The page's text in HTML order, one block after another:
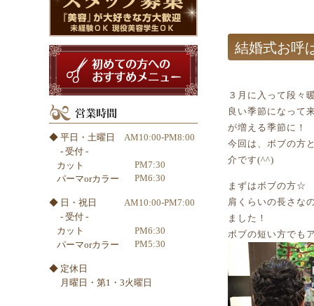
結婚式お呼
３月に入って段々
良い季節になって
が増える季節に！
今回は、ボブの方
介です(^^)
まずはボブの方☆
肩くらいの長さな
ました！
ボブの短い方でも
初めての方へのおす
◆ 平日・土曜日
AM10:00-PM8:00
- 受付 -
カット
PM7:30
パーマorカラー
PM6:30
◆ 日・祝日
AM10:00-PM7:00
- 受付 -
カット
PM6:30
パーマorカラー
PM5:30
◆ 定休日
月曜日・第1・3火曜日